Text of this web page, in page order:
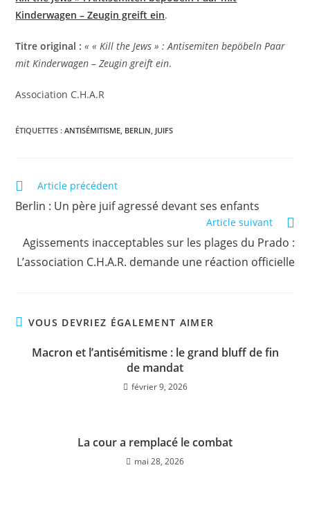
Kinderwagen – Zeugin greift ein.
Titre original : « « Kill the Jews » : Antisemiten bepöbeln Paar
mit Kinderwagen – Zeugin greift ein.
Association C.H.A.R
ÉTIQUETTES :ANTISÉMITISME, BERLIN, JUIFS
Article précédent
Berlin : Un père juif agressé devant ses enfants
Article suivant
Agissements inacceptables sur les plages du Prado :
L’association C.H.A.R. demande une réaction officielle
VOUS DEVRIEZ ÉGALEMENT AIMER
Macron et l’antisémitisme : le grand bluff de fin
de mandat
février 9, 2026
La cour a remplacé le combat
mai 28, 2026